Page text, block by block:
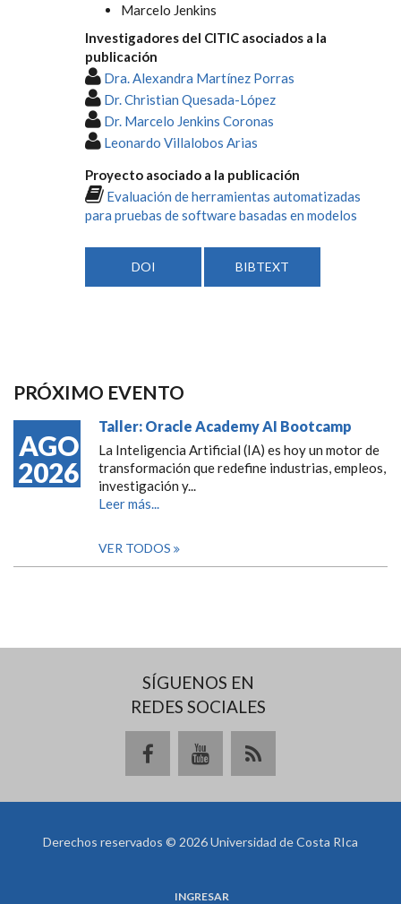
Marcelo Jenkins
Investigadores del CITIC asociados a la
publicación
Dra. Alexandra Martínez Porras
Dr. Christian Quesada-López
Dr. Marcelo Jenkins Coronas
Leonardo Villalobos Arias
Proyecto asociado a la publicación
Evaluación de herramientas automatizadas
para pruebas de software basadas en modelos
DOI BIBTEXT
PRÓXIMO EVENTO
AGO
2026
Taller: Oracle Academy AI Bootcamp
La Inteligencia Artificial (IA) es hoy un motor de
transformación que redefine industrias, empleos,
investigación y...
Leer más...
VER TODOS
SÍGUENOS EN
REDES SOCIALES
Derechos reservados © 2026 Universidad de Costa RIca
INGRESAR